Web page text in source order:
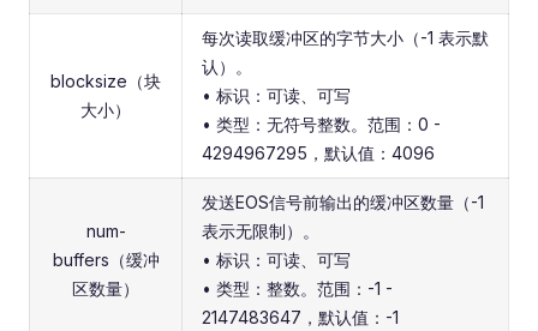
blocksize（块
大小）
每次读取缓冲区的字节大小（-1 表示默
认）。
• 标识：可读、可写
• 类型：无符号整数。范围：0 -
4294967295，默认值：4096
num-
buffers（缓冲
区数量）
发送EOS信号前输出的缓冲区数量（-1
表示无限制）。
• 标识：可读、可写
• 类型：整数。范围：-1 -
2147483647，默认值：-1